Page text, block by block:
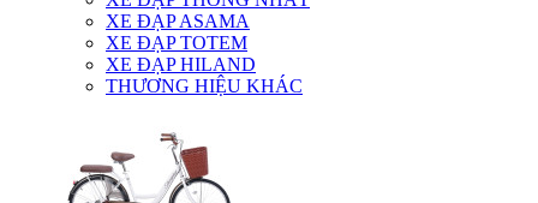
XE ĐẠP ASAMA
XE ĐẠP TOTEM
XE ĐẠP HILAND
THƯƠNG HIỆU KHÁC